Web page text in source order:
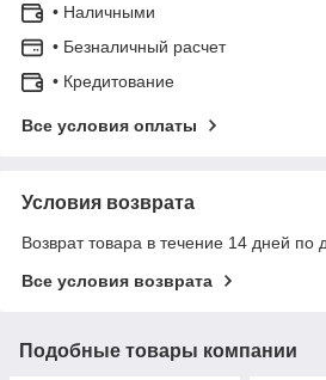
• Наличными
• Безналичный расчет
• Кредитование
Все условия оплаты
Условия возврата
Возврат товара в течение 14 дней по
Все условия возврата
Подобные товары компании